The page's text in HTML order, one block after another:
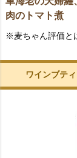
肉のトマト煮
※麦ちゃん評価と
ワインブテ